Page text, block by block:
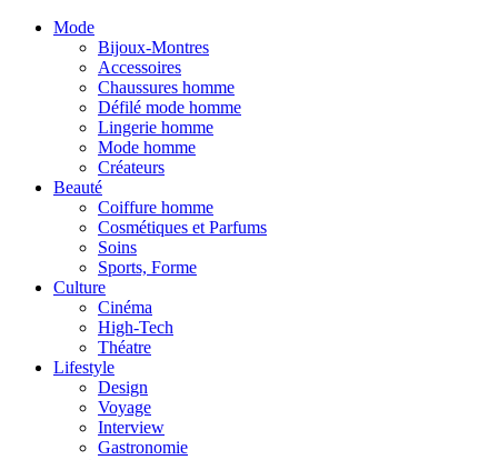
Mode
Bijoux-Montres
Accessoires
Chaussures homme
Défilé mode homme
Lingerie homme
Mode homme
Créateurs
Beauté
Coiffure homme
Cosmétiques et Parfums
Soins
Sports, Forme
Culture
Cinéma
High-Tech
Théatre
Lifestyle
Design
Voyage
Interview
Gastronomie